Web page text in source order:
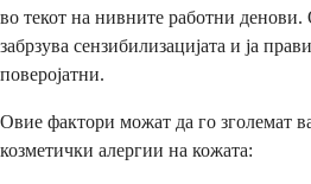
во текот на нивните работни денови.
забрзува сензибилизацијата и ја
поверојатни.
Овие фактори можат да го зголемат
козметички алергии на кожата: